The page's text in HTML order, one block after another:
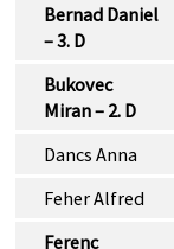
Bernad Daniel
– 3. D
Bukovec
Miran – 2. D
Dancs Anna
Feher Alfred
Ferenc